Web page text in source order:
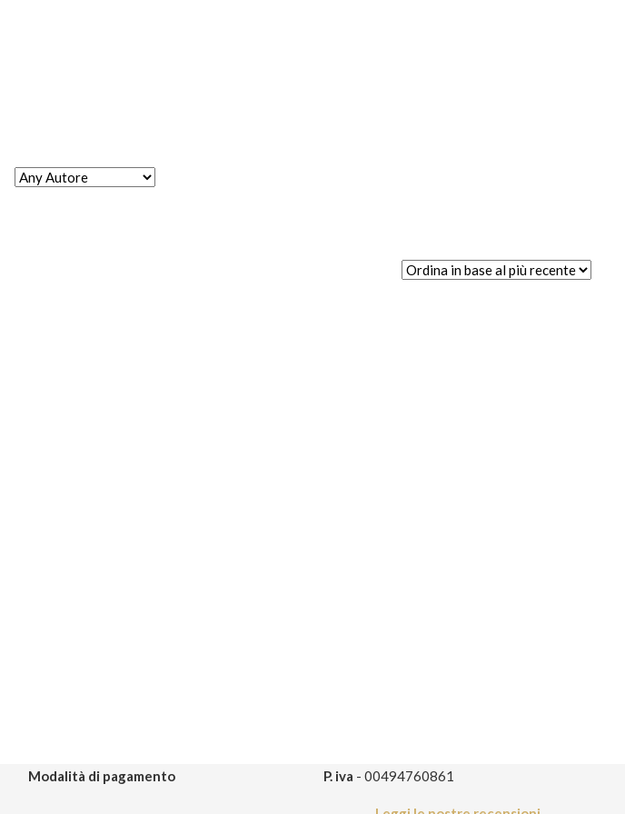
Modalità di pagamento P. iva - 00494760861